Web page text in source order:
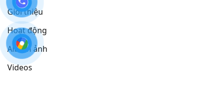
Giới thiệu
Hoạt động
Album ảnh
Videos